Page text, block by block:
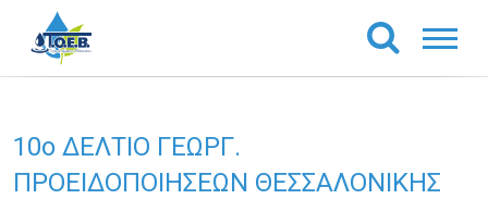
10o ΔΕΛΤΙΟ ΓΕΩΡΓ.
ΠΡΟΕΙΔΟΠΟΙΗΣΕΩΝ ΘΕΣΣΑΛΟΝΙΚΗΣ